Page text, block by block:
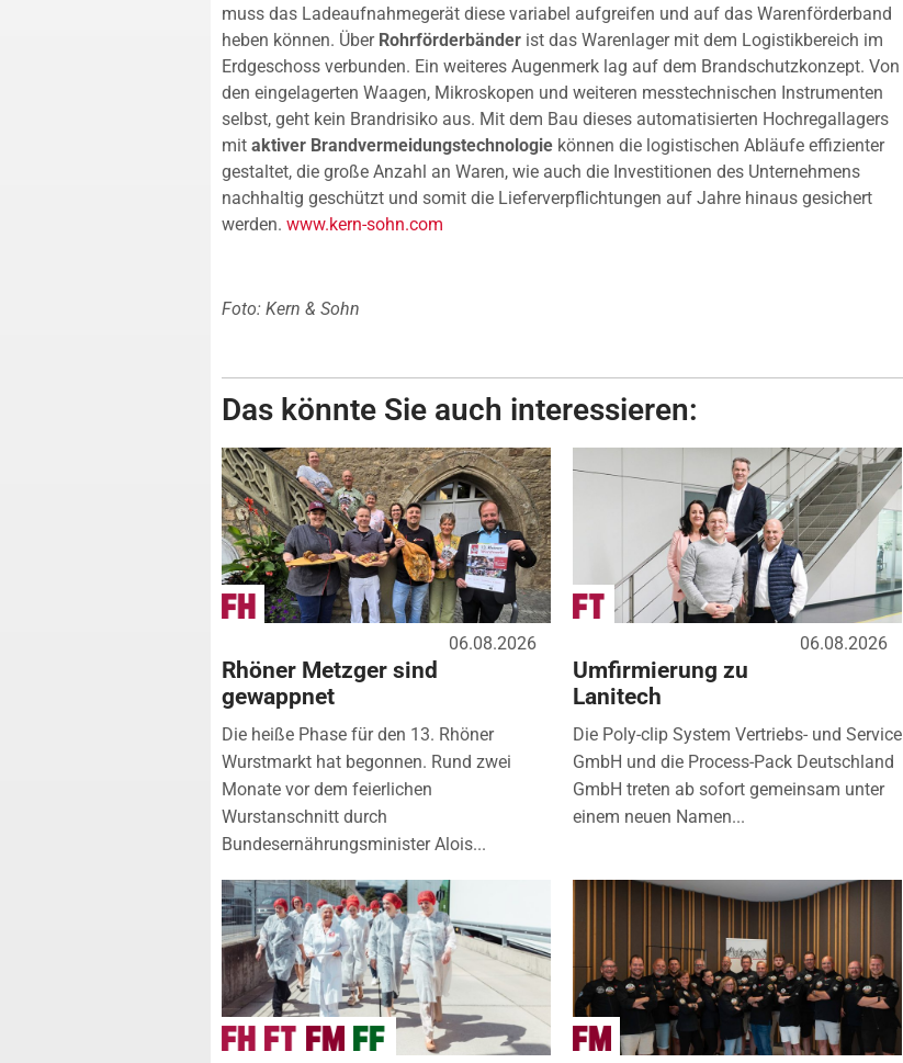
muss das Ladeaufnahmegerät diese variabel aufgreifen und auf das Warenförderband
heben können. Über Rohrförderbänder ist das Warenlager mit dem Logistikbereich im
Erdgeschoss verbunden. Ein weiteres Augenmerk lag auf dem Brandschutzkonzept. Von
den eingelagerten Waagen, Mikroskopen und weiteren messtechnischen Instrumenten
selbst, geht kein Brandrisiko aus. Mit dem Bau dieses automatisierten Hochregallagers
mit aktiver Brandvermeidungstechnologie können die logistischen Abläufe effizienter
gestaltet, die große Anzahl an Waren, wie auch die Investitionen des Unternehmens
nachhaltig geschützt und somit die Lieferverpflichtungen auf Jahre hinaus gesichert
werden. www.kern-sohn.com
Foto: Kern & Sohn
Das könnte Sie auch interessieren:
06.08.2026
Rhöner Metzger sind
gewappnet
Die heiße Phase für den 13. Rhöner
Wurstmarkt hat begonnen. Rund zwei
Monate vor dem feierlichen
Wurstanschnitt durch
Bundesernährungsminister Alois...
06.08.2026
Umfirmierung zu
Lanitech
Die Poly-clip System Vertriebs- und Service
GmbH und die Process-Pack Deutschland
GmbH treten ab sofort gemeinsam unter
einem neuen Namen...